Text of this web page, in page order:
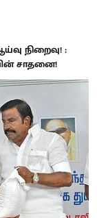
நிறைவு! :
சாதனை!